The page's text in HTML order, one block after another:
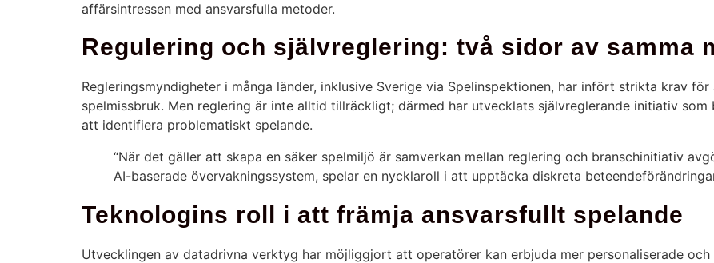
affärsintressen med ansvarsfulla metoder.
Regulering och självreglering: två sidor av samma
Regleringsmyndigheter i många länder, inklusive Sverige via Spelinspektionen, har infört strikta krav
spelmissbruk. Men reglering är inte alltid tillräckligt; därmed har utvecklats självreglerande initiativ
att identifiera problematiskt spelande.
“När det gäller att skapa en säker spelmiljö är samverkan mellan reglering och branschinitiativ
AI-baserade övervakningssystem, spelar en nycklaroll i att upptäcka diskreta
Teknologins roll i att främja ansvarsfullt spelande
Utvecklingen av datadrivna verktyg har möjliggjort att operatörer kan erbjuda mer personaliserade och